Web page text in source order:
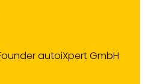
autoiXpert GmbH